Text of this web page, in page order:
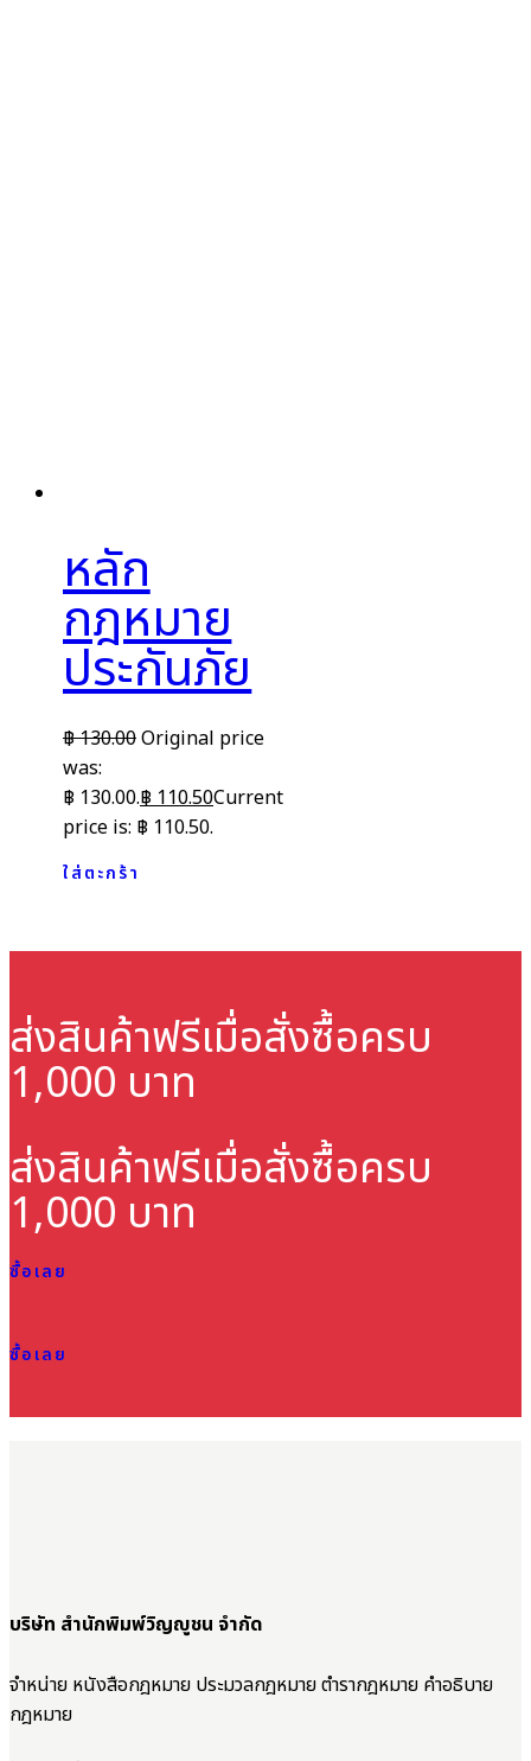
หลัก
กฎหมาย
ประกันภัย
฿130.00Original price
was:
฿ 130.00.฿ 110.50Current
price is: ฿ 110.50.
ใส่ตะกร้า
ส่งสินค้าฟรีเมื่อสั่งซื้อครบ
1,000 บาท
ส่งสินค้าฟรีเมื่อสั่งซื้อครบ
1,000 บาท
ซื้อเลย
ซื้อเลย
บริษัท สำนักพิมพ์วิญญูชน จำกัด
จำหน่าย หนังสือกฎหมาย ประมวลกฎหมาย ตำรากฎหมาย คำอธิบาย
กฎหมาย